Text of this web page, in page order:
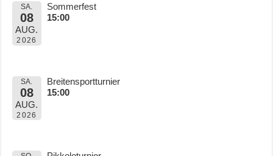
SA.
08
AUG.
2026
Sommerfest
15:00
SA.
08
AUG.
2026
Breitensportturnier
15:00